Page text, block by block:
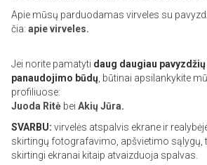
Apie mūsų parduodamas virveles su
čia: apie virveles.
Jei norite pamatyti daug daugiau
panaudojimo būdų , būtinai apsilankykite
profiliuose:
Juoda Ritė bei Akių Jūra.
SVARBU: virvelės atspalvis ekrane ir
skirtingų fotografavimo, apšvietimo sąlygų,
skirtingi ekranai kitaip atvaizduoja spalvas.